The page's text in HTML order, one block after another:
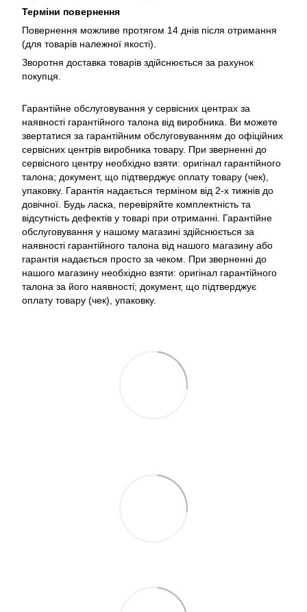
Терміни повернення
Повернення можливе протягом 14 днів після отримання
(для товарів належної якості).
Зворотня доставка товарів здійснюється за рахунок
покупця.
Гарантійне обслуговування у сервісних центрах за
наявності гарантійного талона від виробника. Ви можете
звертатися за гарантійним обслуговуванням до офіційних
сервісних центрів виробника товару. При зверненні до
сервісного центру необхідно взяти: оригінал гарантійного
талона; документ, що підтверджує оплату товару (чек),
упаковку. Гарантія надається терміном від 2-х тижнів до
довічної. Будь ласка, перевіряйте комплектність та
відсутність дефектів у товарі при отриманні. Гарантійне
обслуговування у нашому магазині здійснюється за
наявності гарантійного талона від нашого магазину або
гарантія надається просто за чеком. При зверненні до
нашого магазину необхідно взяти: оригінал гарантійного
талона за його наявності; документ, що підтверджує
оплату товару (чек), упаковку.